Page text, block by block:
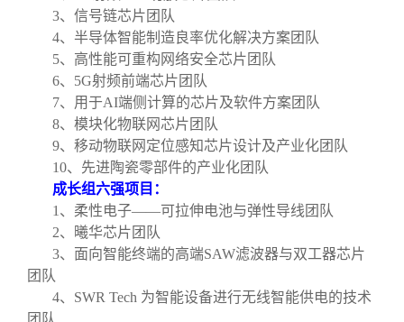
3、信号链芯片团队
4、半导体智能制造良率优化解决方案团队
5、高性能可重构网络安全芯片团队
6、5G射频前端芯片团队
7、用于AI端侧计算的芯片及软件方案团队
8、模块化物联网芯片团队
9、移动物联网定位感知芯片设计及产业化团队
10、先进陶瓷零部件的产业化团队
成长组六强项目：
1 、柔性电子——可拉伸电池与弹性导线团队
2、曦华芯片团队
3、面向智能终端的高端SAW滤波器与双工器芯片
团队
4、SWR Tech 为智能设备进行无线智能供电的技术
团队